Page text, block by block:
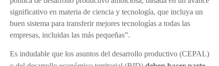
significativo en materia de ciencia y tecnología, que incluya un
buen sistema para transferir mejores tecnologías a todas las
empresas, incluidas las más pequeñas”.
Es indudable que los asuntos del desarrollo productivo (CEPAL)